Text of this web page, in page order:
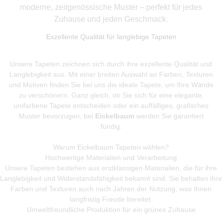
moderne, zeitgenössische Muster – perfekt für jedes
Zuhause und jeden Geschmack.
Exzellente Qualität für langlebige Tapeten
Unsere Tapeten zeichnen sich durch ihre exzellente Qualität und
Langlebigkeit aus. Mit einer breiten Auswahl an Farben, Texturen
und Motiven finden Sie bei uns die ideale Tapete, um Ihre Wände
zu verschönern. Ganz gleich, ob Sie sich für eine elegante,
unifarbene Tapete entscheiden oder ein auffälliges, grafisches
Muster bevorzugen, bei Eickelbaum werden Sie garantiert
fündig.
Warum Eickelbaum Tapeten wählen?
Hochwertige Materialien und Verarbeitung
Unsere Tapeten bestehen aus erstklassigen Materialien, die für ihre
Langlebigkeit und Widerstandsfähigkeit bekannt sind. Sie behalten ihre
Farben und Texturen auch nach Jahren der Nutzung, was Ihnen
langfristig Freude bereitet.
Umweltfreundliche Produktion für ein grünes Zuhause